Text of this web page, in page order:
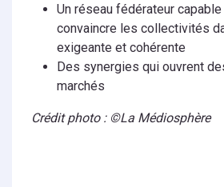
Un réseau fédérateur capable
convaincre les collectivités
exigeante et cohérente
Des synergies qui ouvrent
marchés
Crédit photo : ©La Médiosphère